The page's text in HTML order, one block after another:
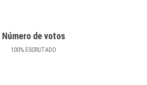
Número de votos
100% ESCRUTADO